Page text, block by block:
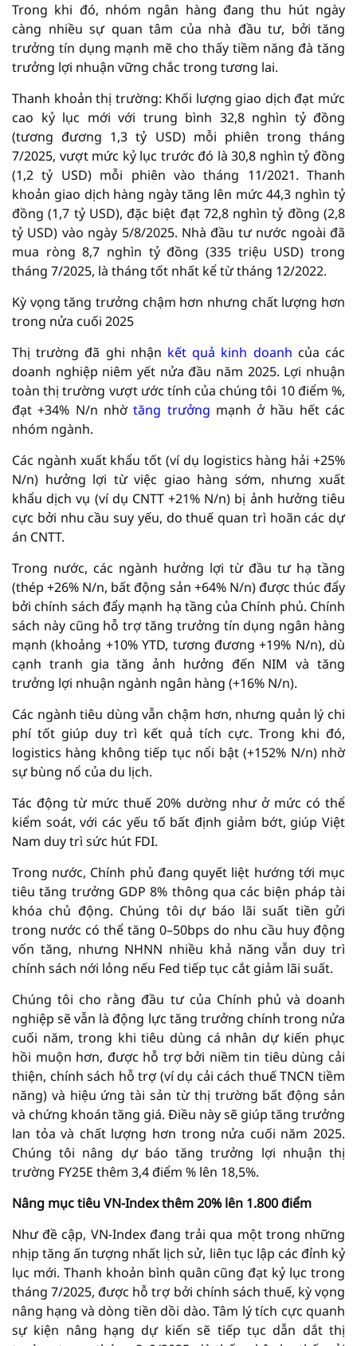
Trong khi đó, nhóm ngân hàng đang thu hút ngày
càng nhiều sự quan tâm của nhà đầu tư, bởi tăng
trưởng tín dụng mạnh mẽ cho thấy tiềm năng đà tăng
trưởng lợi nhuận vững chắc trong tương lai.
Thanh khoản thị trường: Khối lượng giao dịch đạt mức
cao kỷ lục mới với trung bình 32,8 nghìn tỷ đồng
(tương đương 1,3 tỷ USD) mỗi phiên trong tháng
7/2025, vượt mức kỷ lục trước đó là 30,8 nghìn tỷ đồng
(1,2 tỷ USD) mỗi phiên vào tháng 11/2021. Thanh
khoản giao dịch hàng ngày tăng lên mức 44,3 nghìn tỷ
đồng (1,7 tỷ USD), đặc biệt đạt 72,8 nghìn tỷ đồng (2,8
tỷ USD) vào ngày 5/8/2025. Nhà đầu tư nước ngoài đã
mua ròng 8,7 nghìn tỷ đồng (335 triệu USD) trong
tháng 7/2025, là tháng tốt nhất kể từ tháng 12/2022.
Kỳ vọng tăng trưởng chậm hơn nhưng chất lượng hơn
trong nửa cuối 2025
Thị trường đã ghi nhận kết quả kinh doanh của các
doanh nghiệp niêm yết nửa đầu năm 2025. Lợi nhuận
toàn thị trường vượt ước tính của chúng tôi 10 điểm %,
đạt +34% N/n nhờtăng trưởng mạnh ở hầu hết các
nhóm ngành.
Các ngành xuất khẩu tốt (ví dụ logistics hàng hải +25%
N/n) hưởng lợi từ việc giao hàng sớm, nhưng xuất
khẩu dịch vụ (ví dụ CNTT +21% N/n) bị ảnh hưởng tiêu
cực bởi nhu cầu suy yếu, do thuế quan trì hoãn các dự
án CNTT.
Trong nước, các ngành hưởng lợi từ đầu tư hạ tầng
(thép +26% N/n, bất động sản +64% N/n) được thúc đẩy
bởi chính sách đẩy mạnh hạ tầng của Chính phủ. Chính
sách này cũng hỗ trợ tăng trưởng tín dụng ngân hàng
mạnh (khoảng +10% YTD, tương đương +19% N/n), dù
cạnh tranh gia tăng ảnh hưởng đến NIM và tăng
trưởng lợi nhuận ngành ngân hàng (+16% N/n).
Các ngành tiêu dùng vẫn chậm hơn, nhưng quản lý chi
phí tốt giúp duy trì kết quả tích cực. Trong khi đó,
logistics hàng không tiếp tục nổi bật (+152% N/n) nhờ
sự bùng nổ của du lịch.
Tác động từ mức thuế 20% dường như ở mức có thể
kiểm soát, với các yếu tố bất định giảm bớt, giúp Việt
Nam duy trì sức hút FDI.
Trong nước, Chính phủ đang quyết liệt hướng tới mục
tiêu tăng trưởng GDP 8% thông qua các biện pháp tài
khóa chủ động. Chúng tôi dự báo lãi suất tiền gửi
trong nước có thể tăng 0–50bps do nhu cầu huy động
vốn tăng, nhưng NHNN nhiều khả năng vẫn duy trì
chính sách nới lỏng nếu Fed tiếp tục cắt giảm lãi suất.
Chúng tôi cho rằng đầu tư của Chính phủ và doanh
nghiệp sẽ vẫn là động lực tăng trưởng chính trong nửa
cuối năm, trong khi tiêu dùng cá nhân dự kiến phục
hồi muộn hơn, được hỗ trợ bởi niềm tin tiêu dùng cải
thiện, chính sách hỗ trợ (ví dụ cải cách thuế TNCN tiềm
năng) và hiệu ứng tài sản từ thị trường bất động sản
và chứng khoán tăng giá. Điều này sẽ giúp tăng trưởng
lan tỏa và chất lượng hơn trong nửa cuối năm 2025.
Chúng tôi nâng dự báo tăng trưởng lợi nhuận thị
trường FY25E thêm 3,4 điểm % lên 18,5%.
Nâng mục tiêu VN-Index thêm 20% lên 1.800 điểm
Như đề cập, VN-Index đang trải qua một trong những
nhịp tăng ấn tượng nhất lịch sử, liên tục lập các đỉnh kỷ
lục mới. Thanh khoản bình quân cũng đạt kỷ lục trong
tháng 7/2025, được hỗ trợ bởi chính sách thuế, kỳ vọng
nâng hạng và dòng tiền dồi dào. Tâm lý tích cực quanh
sự kiện nâng hạng dự kiến sẽ tiếp tục dẫn dắt thị